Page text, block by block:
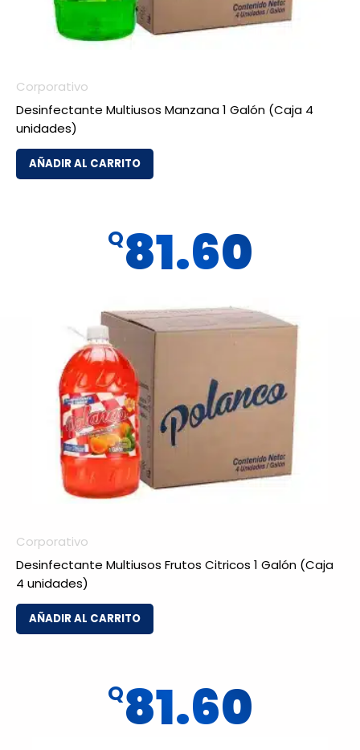
Corporativo
Desinfectante Multiusos Manzana 1 Galón (Caja 4
unidades)
AÑADIR AL CARRITO
Corporativo
Desinfectante Multiusos Frutos Citricos 1 Galón (Caja
4 unidades)
Q81.60
AÑADIR AL CARRITO
Q81.60